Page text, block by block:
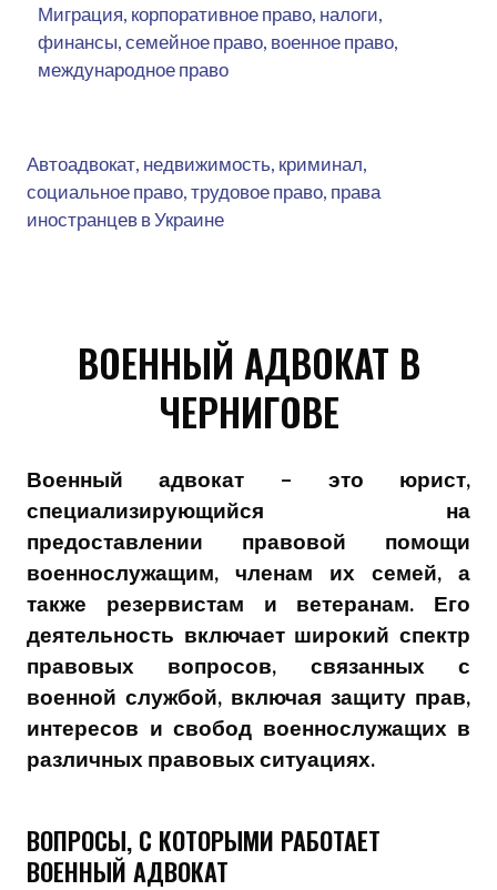
Миграция, корпоративное право, налоги,
финансы, семейное право, военное право,
международное право
Автоадвокат, недвижимость, криминал,
социальное право, трудовое право, права
иностранцев в Украине
ВОЕННЫЙ АДВОКАТ В
ЧЕРНИГОВЕ
Военный адвокат – это юрист,
специализирующийся на
предоставлении правовой помощи
военнослужащим, членам их семей, а
также резервистам и ветеранам. Его
деятельность включает широкий спектр
правовых вопросов, связанных с
военной службой, включая защиту прав,
интересов и свобод военнослужащих в
различных правовых ситуациях.
ВОПРОСЫ, С КОТОРЫМИ РАБОТАЕТ
ВОЕННЫЙ АДВОКАТ